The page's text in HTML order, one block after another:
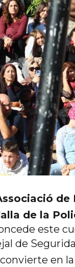
de
de la
este
de
en la